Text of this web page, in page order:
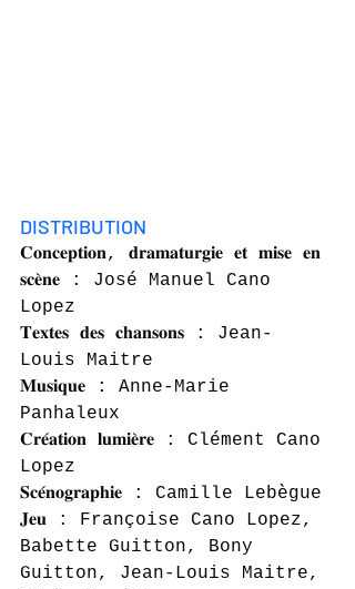
DISTRIBUTION
𝐂𝐨𝐧𝐜𝐞𝐩𝐭𝐢𝐨𝐧, 𝐝𝐫𝐚𝐦𝐚𝐭𝐮𝐫𝐠𝐢𝐞 𝐞𝐭 𝐦𝐢𝐬𝐞 𝐞𝐧
𝐬𝐜𝐞̀𝐧𝐞 : José Manuel Cano
Lopez
𝐓𝐞𝐱𝐭𝐞𝐬 𝐝𝐞𝐬 𝐜𝐡𝐚𝐧𝐬𝐨𝐧𝐬 : Jean-
Louis Maitre
𝐌𝐮𝐬𝐢𝐪𝐮𝐞 : Anne-Marie
Panhaleux
𝐂𝐫𝐞́𝐚𝐭𝐢𝐨𝐧 𝐥𝐮𝐦𝐢𝐞̀𝐫𝐞 : Clément Cano
Lopez
𝐒𝐜𝐞́𝐧𝐨𝐠𝐫𝐚𝐩𝐡𝐢𝐞 : Camille Lebègue
𝐉𝐞𝐮 : Françoise Cano Lopez,
Babette Guitton, Bony
Guitton, Jean-Louis Maitre,